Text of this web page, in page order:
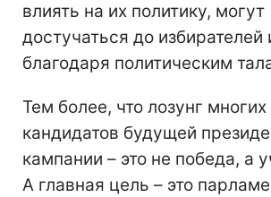
влиять на их политику, могут
достучаться до избирателей
благодаря политическим
Тем более, что лозунг многих
кандидатов будущей
кампании – это не победа, а
А главная цель – это